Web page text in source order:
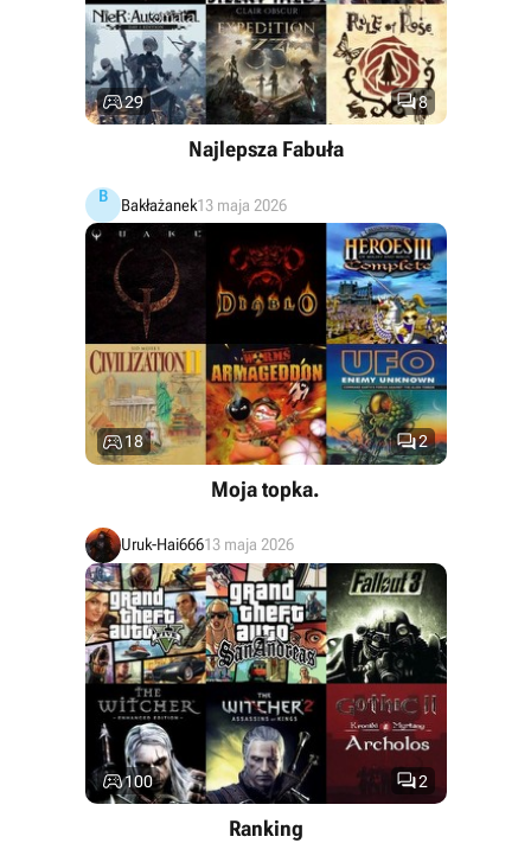
8
29
Najlepsza Fabuła
B Bakłażanek13 maja 2026
2
18
Moja topka.
Uruk-Hai66613 maja 2026
2
100
Ranking